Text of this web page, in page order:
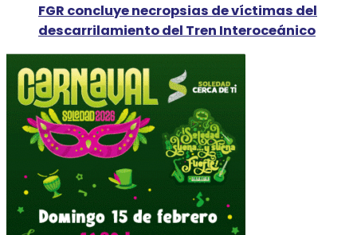
FGR concluye necropsias de víctimas del
descarrilamiento del Tren Interoceánico